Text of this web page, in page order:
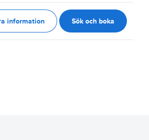
information Sök och boka